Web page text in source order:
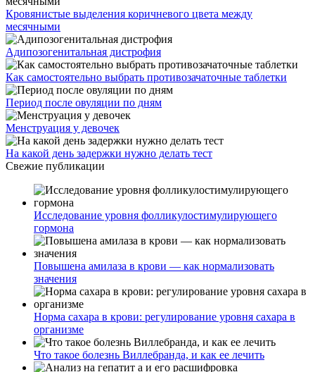
Кровянистые выделения коричневого цвета между
месячными
Адипозогенитальная дистрофия
Как самостоятельно выбрать противозачаточные таблетки
Период после овуляции по дням
Менструация у девочек
На какой день задержки нужно делать тест
Свежие публикации
Исследование уровня фолликулостимулирующего
гормона
Повышена амилаза в крови — как нормализовать
значения
Норма сахара в крови: регулирование уровня сахара в
организме
Что такое болезнь Виллебранда, и как ее лечить